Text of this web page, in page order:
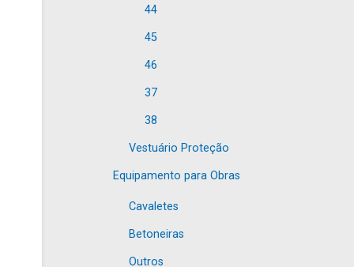
44
45
46
37
38
Vestuário Proteção
Equipamento para Obras
Cavaletes
Betoneiras
Outros